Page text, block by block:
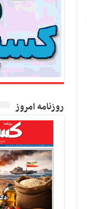
روزنامه امروز